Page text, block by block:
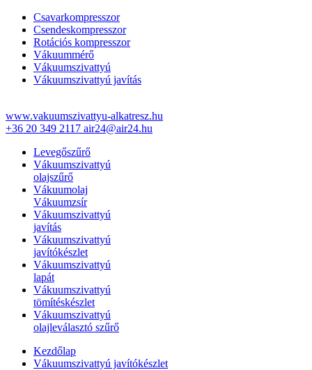
Csavarkompresszor
Csendeskompresszor
Rotációs kompresszor
Vákuummérő
Vákuumszivattyú
Vákuumszivattyú javítás
www.vakuumszivattyu-alkatresz.hu
+36 20 349 2117 air24@air24.hu
Levegőszűrő
Vákuumszivattyú
olajszűrő
Vákuumolaj
Vákuumzsír
Vákuumszivattyú
javítás
Vákuumszivattyú
javítókészlet
Vákuumszivattyú
lapát
Vákuumszivattyú
tömítéskészlet
Vákuumszivattyú
olajleválasztó szűrő
Kezdőlap
Vákuumszivattyú javítókészlet